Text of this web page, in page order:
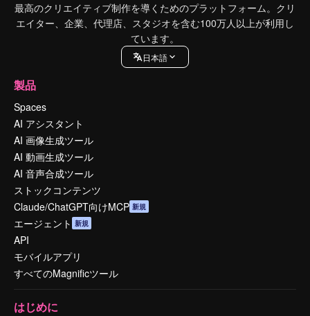
最高のクリエイティブ制作を導くためのプラットフォーム。クリ
エイター、企業、代理店、スタジオを含む100万人以上が利用し
ています。
日本語
製品
Spaces
AI アシスタント
AI 画像生成ツール
AI 動画生成ツール
AI 音声合成ツール
ストックコンテンツ
Claude/ChatGPT向けMCP 新規
エージェント 新規
API
モバイルアプリ
すべてのMagnificツール
はじめに